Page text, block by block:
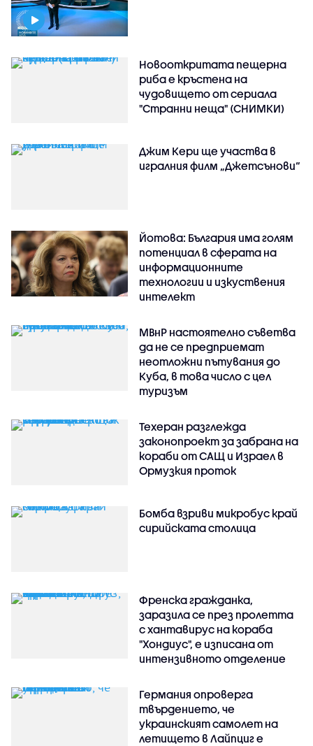
Новооткритата пещерна
риба е кръстена на
чудовището от сериала
"Странни неща" (СНИМКИ)
Джим Кери ще участва в
игралния филм „Джетсънови“
Йотова: България има голям
потенциал в сферата на
информационните
технологии и изкуствения
интелект
МВнР настоятелно съветва
да не се предприемат
неотложни пътувания до
Куба, в това число с цел
туризъм
Техеран разглежда
законопроект за забрана на
кораби от САЩ и Израел в
Ормузкия проток
Бомба взриви микробус край
сирийската столица
Френска гражданка,
заразила се през пролетта
с хантавирус на кораба
"Хондиус", е изписана от
интензивното отделение
Германия опроверга
твърдението, че
украинският самолет на
летището в Лайпциг е